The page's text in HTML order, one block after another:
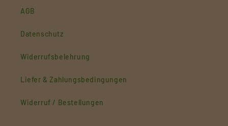
AGB
Datenschutz
Widerrufsbelehrung
Liefer & Zahlungsbedingungen
Widerruf / Bestellungen